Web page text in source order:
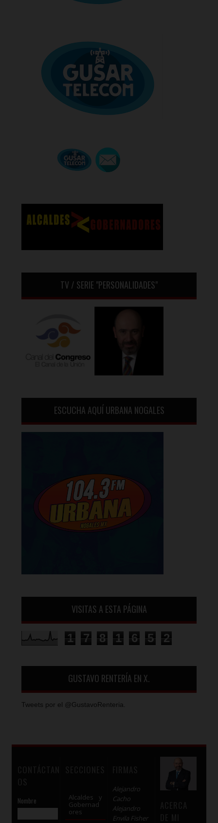
TV / SERIE "PERSONALIDADES"
ESCUCHA AQUÍ URBANA NOGALES
VISITAS A ESTA PÁGINA
1 7 8 1 6 5 2
GUSTAVO RENTERÍA EN X.
Tweets por el @GustavoRenteria.
Nombre
Alcaldes y
Gobernad
ores
Alejandro
Cacho
Alejandro
Envila Fisher